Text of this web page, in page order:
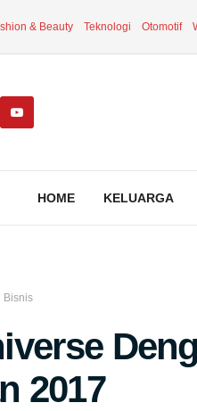
& Beauty Teknologi Otomotif
HOME KELUARGA
Bisnis
2017